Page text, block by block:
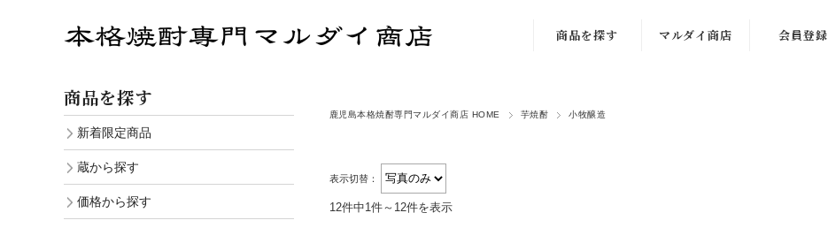
商品を探す
蔵から探す
マルダイ商店 会員登録
鹿児島本格焼酎専門マルダイ商店 HOME 芋焼酎 小牧醸造
表示切替：
12件中1件～12件を表示
商品を探す
新着限定商品
蔵から探す
価格から探す